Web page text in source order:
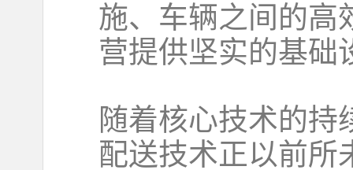
施、车辆之间的高
营提供坚实的基础
随着核心技术的持
配送技术正以前所